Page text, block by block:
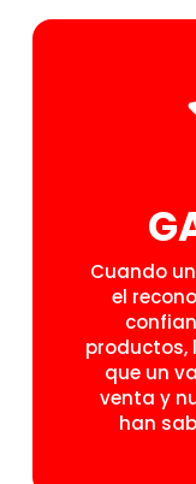
Cuando
el
que un
venta y
han